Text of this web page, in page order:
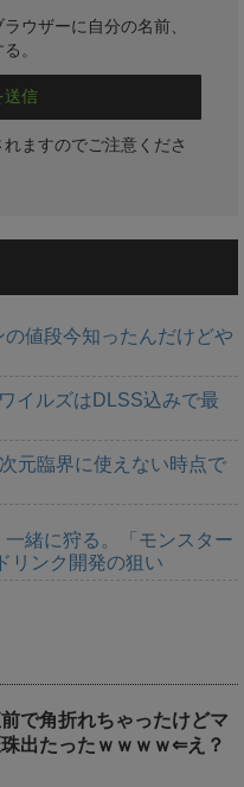
ウザーに自分の名前、
。
ますのでご注意くださ
の値段今知ったんだけどや
イルズはDLSS込みで最
元臨界に使えない時点で
一緒に狩る。「モンスター
リンク開発の狙い
前で角折れちゃったけどマ
出たったｗｗｗｗ⇐え？